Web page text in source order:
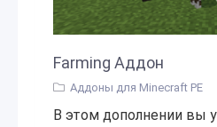
Farming Аддон
Аддоны для Minecraft PE
В этом дополнении вы